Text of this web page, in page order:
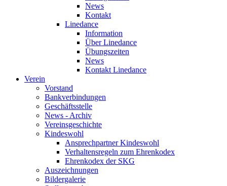
News
Kontakt
Linedance
Information
Über Linedance
Übungszeiten
News
Kontakt Linedance
Verein
Vorstand
Bankverbindungen
Geschäftsstelle
News - Archiv
Vereinsgeschichte
Kindeswohl
Ansprechpartner Kindeswohl
Verhaltensregeln zum Ehrenkodex
Ehrenkodex der SKG
Auszeichnungen
Bildergalerie